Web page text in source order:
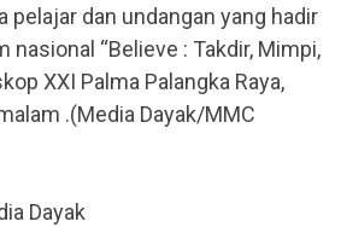
pelajar dan undangan yang hadir
nasional “Believe : Takdir, Mimpi,
XXI Palma Palangka Raya,
.(Media Dayak/MMC
Dayak